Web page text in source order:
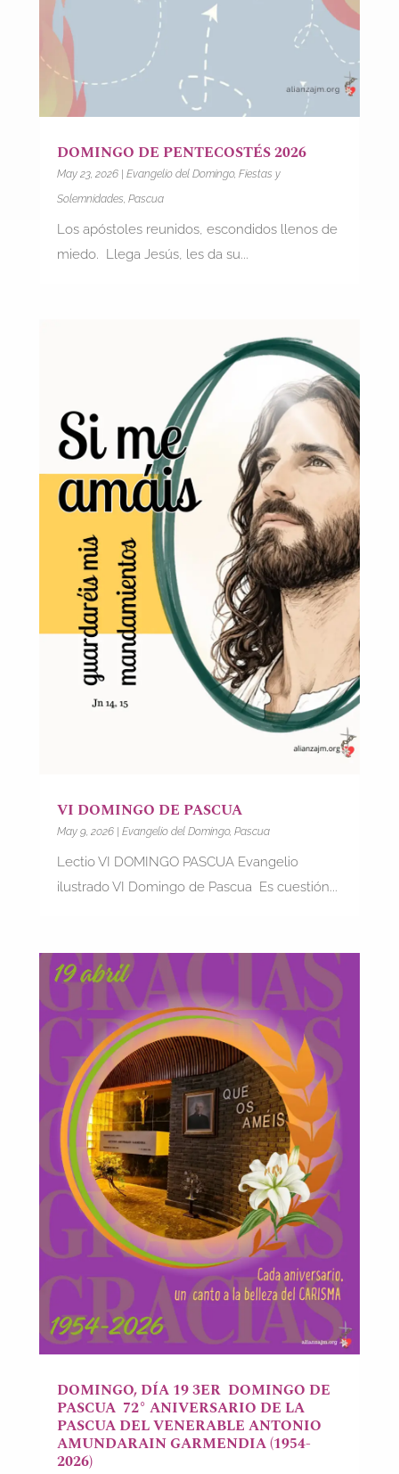
DOMINGO DE PENTECOSTÉS 2026
May 23, 2026| Evangelio del Domingo, Fiestas y
Solemnidades, Pascua
Los apóstoles reunidos, escondidos llenos de
miedo. Llega Jesús, les da su...
VI DOMINGO DE PASCUA
May 9, 2026| Evangelio del Domingo, Pascua
Lectio VI DOMINGO PASCUA Evangelio
ilustrado VI Domingo de Pascua Es cuestión...
DOMINGO, DÍA 19 3ER DOMINGO DE
PASCUA 72° ANIVERSARIO DE LA
PASCUA DEL VENERABLE ANTONIO
AMUNDARAIN GARMENDIA (1954-
2026)